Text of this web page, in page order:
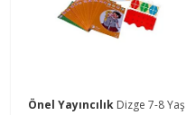
Önel Yayıncılık Dizge 7-8 Yaş